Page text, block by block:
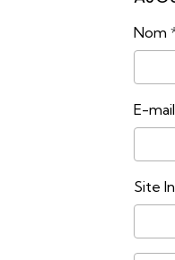
Nom
E-mail
Site